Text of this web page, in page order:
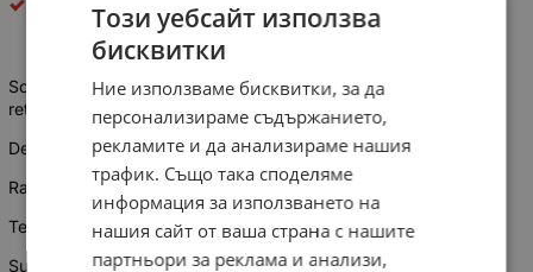
Screw terminal 11 blade relay bases moulded in black flame
retardant material.
Designed to clip on to 35mm din rail to EN 50 022.
Rated 380V AC at 10A.
Temperature range -45°C to +70°C.
Suitable for MY3 series relays.
Този уебсайт използва
бисквитки
Ние използваме бисквитки, за да
персонализираме съдържанието,
рекламите и да анализираме нашия
трафик. Също така споделяме
информация за използването на
нашия сайт от ваша страна с нашите
партньори за реклама и анализи,